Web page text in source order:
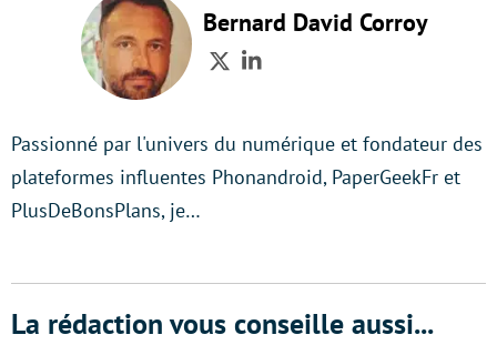
Bernard David Corroy
TwitterLinkedIn
Passionné par l'univers du numérique et fondateur des
plateformes influentes Phonandroid, PaperGeekFr et
PlusDeBonsPlans, je…
La rédaction vous conseille aussi...